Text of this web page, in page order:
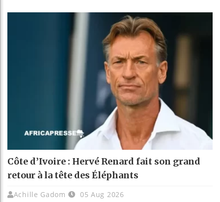
Côte d’Ivoire : Hervé Renard fait son grand
retour à la tête des Éléphants
Achille Gadom 05 Aug 2026